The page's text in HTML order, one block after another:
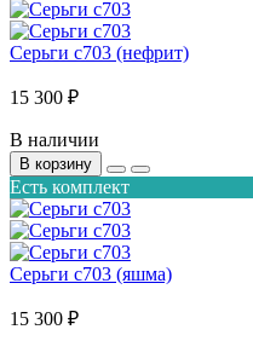
Серьги с703 (нефрит)
15 300 ₽
В наличии
В корзину
Есть комплект
Серьги с703 (яшма)
15 300 ₽